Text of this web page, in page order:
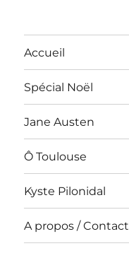
Accueil
Spécial Noël
Jane Austen
Ô Toulouse
Kyste Pilonidal
A propos / Contact